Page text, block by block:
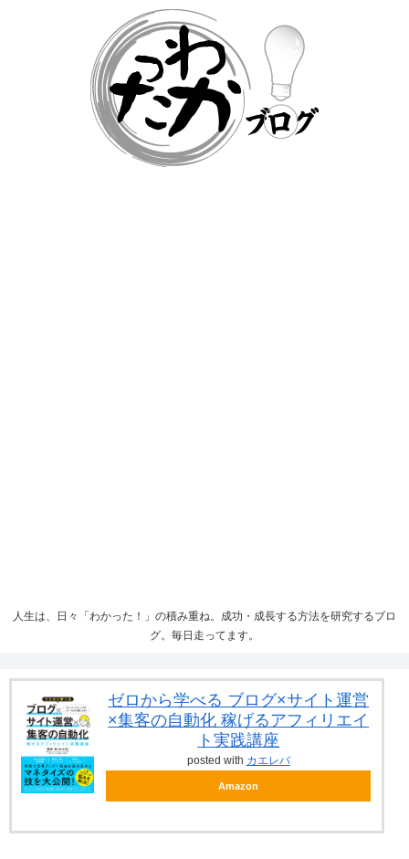
人生は、日々「わかった！」の積み重ね。成功・成長する方法を研究するブロ
グ。毎日走ってます。
ゼロから学べる ブログ×サイト運営
×集客の自動化 稼げるアフィリエイ
ト実践講座
posted with カエレバ
Amazon